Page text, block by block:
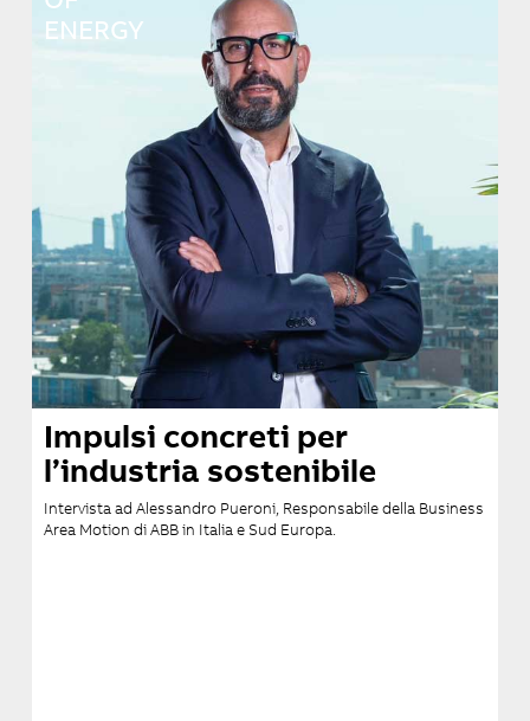
ENERGY
Impulsi concreti per
l’industria sostenibile
Intervista ad Alessandro Pueroni, Responsabile della Business
Area Motion di ABB in Italia e Sud Europa.